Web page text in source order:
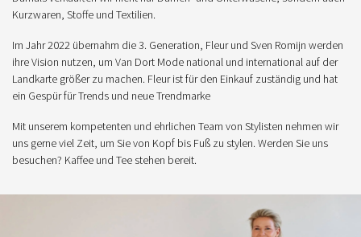
Kurzwaren, Stoffe und Textilien.
Im Jahr 2022 übernahm die 3. Generation, Fleur und Sven Romijn werden
ihre Vision nutzen, um Van Dort Mode national und international auf der
Landkarte größer zu machen. Fleur ist für den Einkauf zuständig und hat
ein Gespür für Trends und neue Trendmarke
Mit unserem kompetenten und ehrlichen Team von Stylisten nehmen wir
uns gerne viel Zeit, um Sie von Kopf bis Fuß zu stylen. Werden Sie uns
besuchen? Kaffee und Tee stehen bereit.